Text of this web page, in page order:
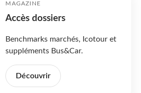
MAGAZINE
Accès dossiers
Benchmarks marchés, Icotour et
suppléments Bus&Car.
Découvrir